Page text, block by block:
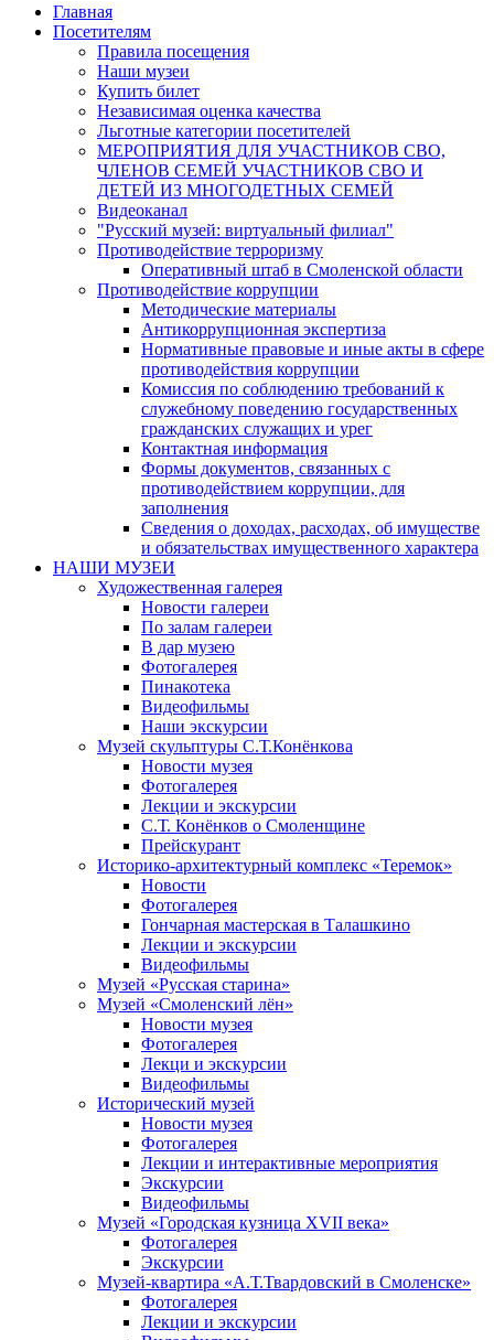
Главная
Посетителям
Правила посещения
Наши музеи
Купить билет
Независимая оценка качества
Льготные категории посетителей
МЕРОПРИЯТИЯ ДЛЯ УЧАСТНИКОВ СВО,
ЧЛЕНОВ СЕМЕЙ УЧАСТНИКОВ СВО И
ДЕТЕЙ ИЗ МНОГОДЕТНЫХ СЕМЕЙ
Видеоканал
"Русский музей: виртуальный филиал"
Противодействие терроризму
Оперативный штаб в Смоленской области
Противодействие коррупции
Методические материалы
Антикоррупционная экспертиза
Нормативные правовые и иные акты в сфере
противодействия коррупции
Комиссия по соблюдению требований к
служебному поведению государственных
гражданских служащих и урег
Контактная информация
Формы документов, связанных с
противодействием коррупции, для
заполнения
Сведения о доходах, расходах, об имуществе
и обязательствах имущественного характера
НАШИ МУЗЕИ
Художественная галерея
Новости галереи
По залам галереи
В дар музею
Фотогалерея
Пинакотека
Видеофильмы
Наши экскурсии
Музей скульптуры С.Т.Конёнкова
Новости музея
Фотогалерея
Лекции и экскурсии
С.Т. Конёнков о Смоленщине
Прейскурант
Историко-архитектурный комплекс «Теремок»
Новости
Фотогалерея
Гончарная мастерская в Талашкино
Лекции и экскурсии
Видеофильмы
Музей «Русская старина»
Музей «Смоленский лён»
Новости музея
Фотогалерея
Лекци и экскурсии
Видеофильмы
Исторический музей
Новости музея
Фотогалерея
Лекции и интерактивные мероприятия
Экскурсии
Видеофильмы
Музей «Городская кузница XVII века»
Фотогалерея
Экскурсии
Музей-квартира «А.Т.Твардовский в Смоленске»
Фотогалерея
Лекции и экскурсии